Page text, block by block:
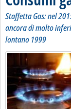
Staffetta Gas: nel
ancora di molto
lontano 1999